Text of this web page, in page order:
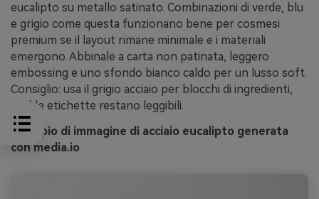
eucalipto su metallo satinato. Combinazioni di verde, blu
e grigio come questa funzionano bene per cosmesi
premium se il layout rimane minimale e i materiali
emergono. Abbinale a carta non patinata, leggero
embossing e uno sfondo bianco caldo per un lusso soft.
Consiglio: usa il grigio acciaio per blocchi di ingredienti,
così le etichette restano leggibili.
Esempio di immagine di acciaio eucalipto generata
con media.io